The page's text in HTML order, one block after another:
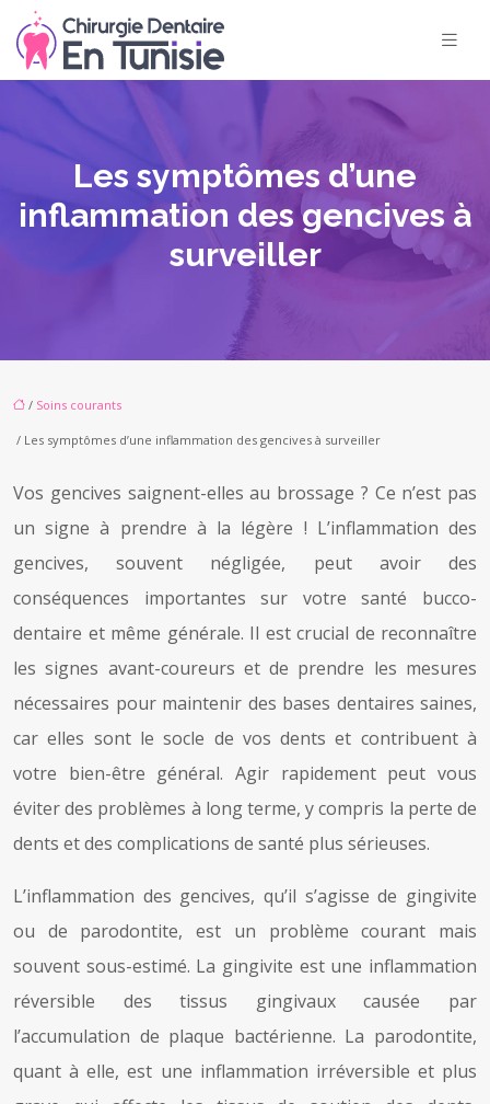
Les symptômes d’une
inflammation des gencives à
surveiller
/ Soins courants
/ Les symptômes d’une inflammation des gencives à surveiller
Vos gencives saignent-elles au brossage ? Ce n’est pas
un signe à prendre à la légère ! L’inflammation des
gencives, souvent négligée, peut avoir des
conséquences importantes sur votre santé bucco-
dentaire et même générale. Il est crucial de reconnaître
les signes avant-coureurs et de prendre les mesures
nécessaires pour maintenir des bases dentaires saines,
car elles sont le socle de vos dents et contribuent à
votre bien-être général. Agir rapidement peut vous
éviter des problèmes à long terme, y compris la perte de
dents et des complications de santé plus sérieuses.
L’inflammation des gencives, qu’il s’agisse de gingivite
ou de parodontite, est un problème courant mais
souvent sous-estimé. La gingivite est une inflammation
réversible des tissus gingivaux causée par
l’accumulation de plaque bactérienne. La parodontite,
quant à elle, est une inflammation irréversible et plus